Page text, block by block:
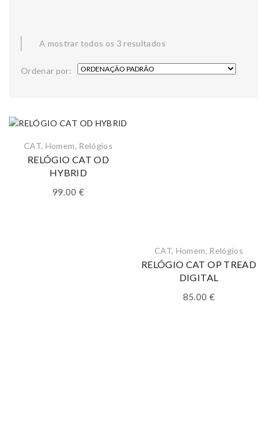
A mostrar todos os 3 resultados
Ordenar por:
CAT, Homem, Relógios
RELÓGIO CAT OD
HYBRID
99.00 €
CAT, Homem, Relógios
RELÓGIO CAT OP TREAD
DIGITAL
85.00 €